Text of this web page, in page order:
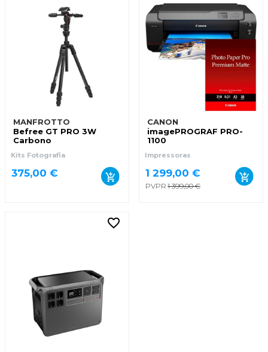
MANFROTTO
Befree GT PRO 3W
Carbono
Kits Fotografia
375,00 €
CANON
imagePROGRAF PRO-
1100
Impressoras
1 299,00 €
PVPR 1 399,00 €